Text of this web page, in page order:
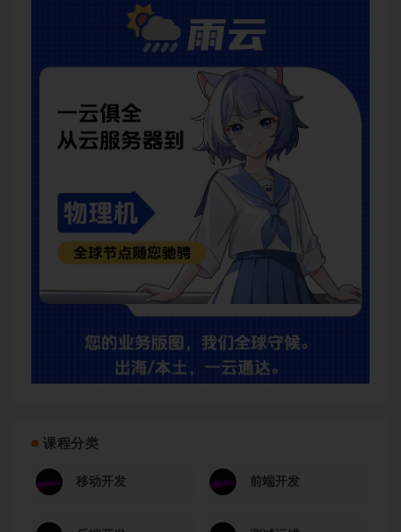
课程分类
移动开发 前端开发